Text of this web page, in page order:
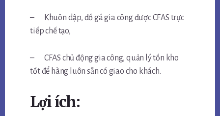
– Khuôn dập, đồ gá gia công được CFAS trực
tiếp chế tạo,
– CFAS chủ động gia công, quản lý tồn kho
tốt để hàng luôn sẵn có giao cho khách.
Lợi ích: